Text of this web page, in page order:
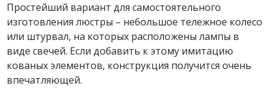
Простейший вариант для самостоятельного
изготовления люстры – небольшое тележное колесо
или штурвал, на которых расположены лампы в
виде свечей. Если добавить к этому имитацию
кованых элементов, конструкция получится очень
впечатляющей.